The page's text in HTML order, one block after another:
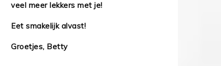
veel meer lekkers met je!
Eet smakelijk alvast!
Groetjes, Betty